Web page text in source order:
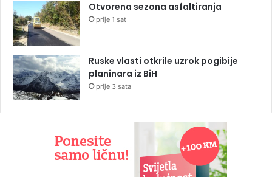
Otvorena sezona asfaltiranja
prije 1 sat
Ruske vlasti otkrile uzrok pogibije
planinara iz BiH
prije 3 sata